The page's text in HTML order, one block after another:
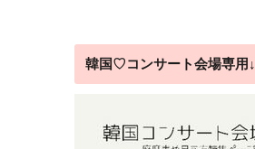
韓国♡コンサート会場専用↓